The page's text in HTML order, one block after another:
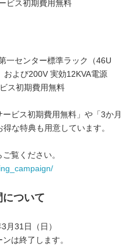
ビス初期費用無料
一センター標準ラック（46U
よび200V 実効12KVA電源
ス初期費用無料
ビス初期費用無料」や「3か月
な特典も用意しています。
ご覧ください。
ついて
月31日（日）
は終了します。